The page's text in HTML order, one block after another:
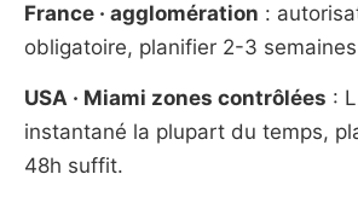
France · agglomération :
obligatoire, planifier 2-3
USA · Miami zones contrôlées :
instantané la plupart du temps,
48h suffit.